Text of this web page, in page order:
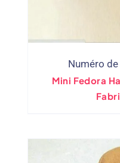
Numéro
Mini Fedora